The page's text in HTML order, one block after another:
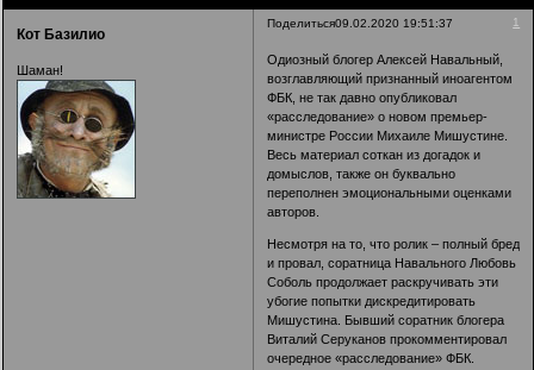
Поделиться 1
09.02.2020 19:51:37
Кот Базилио
Шаман!
Одиозный блогер Алексей Навальный,
возглавляющий признанный иноагентом
ФБК, не так давно опубликовал
«расследование» о новом премьер-
министре России Михаиле Мишустине.
Весь материал соткан из догадок и
домыслов, также он буквально
переполнен эмоциональными оценками
авторов.
Несмотря на то, что ролик – полный бред
и провал, соратница Навального Любовь
Соболь продолжает раскручивать эти
убогие попытки дискредитировать
Мишустина. Бывший соратник блогера
Виталий Серуканов прокомментировал
очередное «расследование» ФБК.